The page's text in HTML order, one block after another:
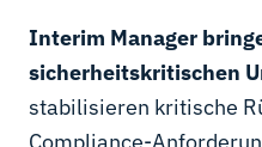
Interim Manager
sicherheitskritischen
stabilisieren kritische